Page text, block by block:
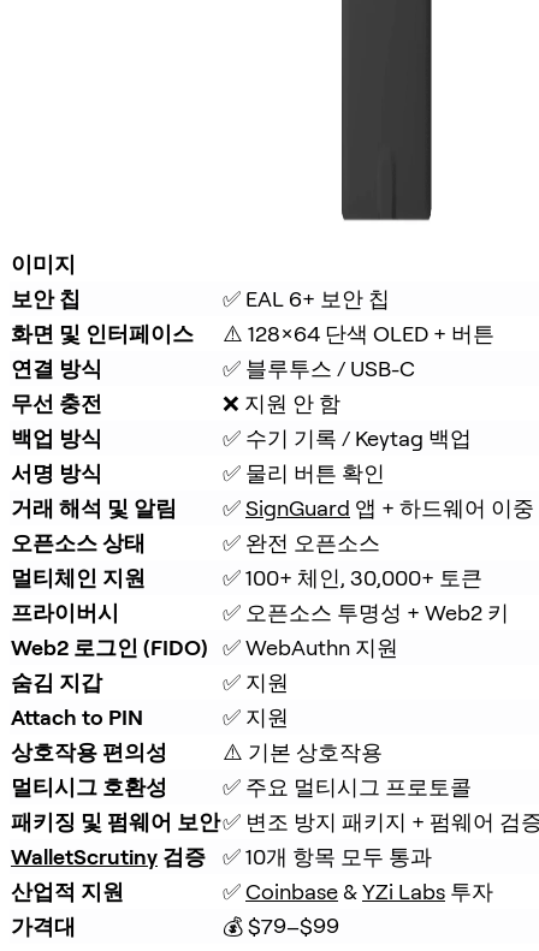
이미지
보안 칩
✅ EAL 6+ 보안 칩
화면 및 인터페이스
⚠️ 128×64 단색 OLED + 버튼
연결 방식
✅ 블루투스 / USB-C
무선 충전
❌ 지원 안 함
백업 방식
✅ 수기 기록 / Keytag 백업
서명 방식
✅ 물리 버튼 확인
거래 해석 및 알림
✅ SignGuard 앱 + 하드웨어 이
오픈소스 상태
✅ 완전 오픈소스
멀티체인 지원
✅ 100+ 체인, 30,000+ 토큰
프라이버시
✅ 오픈소스 투명성 + Web2 키
Web2 로그인 (FIDO)
✅ WebAuthn 지원
숨김 지갑
✅ 지원
Attach to PIN
✅ 지원
상호작용 편의성
⚠️ 기본 상호작용
멀티시그 호환성
✅ 주요 멀티시그 프로토콜
패키징 및 펌웨어 보안✅ 변조 방지 패키지 + 펌웨어 검
WalletScrutiny 검증
✅ 10개 항목 모두 통과
산업적 지원
✅ Coinbase & YZi Labs 투자
가격대
💰 $79–$99